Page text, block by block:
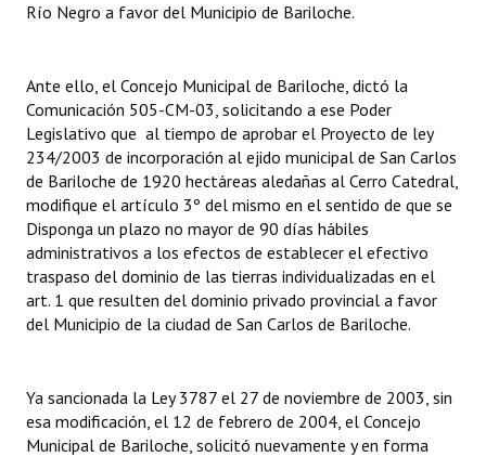
Río Negro a favor del Municipio de Bariloche.
Ante ello, el Concejo Municipal de Bariloche, dictó la
Comunicación 505-CM-03, solicitando a ese Poder
Legislativo que al tiempo de aprobar el Proyecto de ley
234/2003 de incorporación al ejido municipal de San Carlos
de Bariloche de 1920 hectáreas aledañas al Cerro Catedral,
modifique el artículo 3º del mismo en el sentido de que se
Disponga un plazo no mayor de 90 días hábiles
administrativos a los efectos de establecer el efectivo
traspaso del dominio de las tierras individualizadas en el
art. 1 que resulten del dominio privado provincial a favor
del Municipio de la ciudad de San Carlos de Bariloche.
Ya sancionada la Ley 3787 el 27 de noviembre de 2003, sin
esa modificación, el 12 de febrero de 2004, el Concejo
Municipal de Bariloche, solicitó nuevamente y en forma